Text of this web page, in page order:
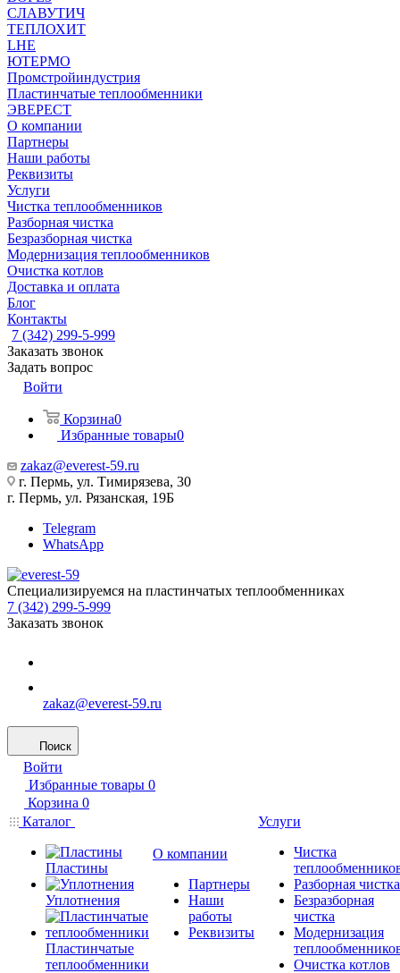
СЛАВУТИЧ
ТЕПЛОХИТ
LHE
ЮТЕРМО
Промстройиндустрия
Пластинчатые теплообменники
ЭВЕРЕСТ
О компании
Партнеры
Наши работы
Реквизиты
Услуги
Чистка теплообменников
Разборная чистка
Безразборная чистка
Модернизация теплообменников
Очистка котлов
Доставка и оплата
Блог
Контакты
7 (342) 299-5-999
Заказать звонок
Задать вопрос
Войти
Корзина0
Избранные товары0
zakaz@everest-59.ru
г. Пермь, ул. Тимирязева, 30
г. Пермь, ул. Рязанская, 19Б
Telegram
WhatsApp
Специализируемся на пластинчатых теплообменниках
7 (342) 299-5-999
Заказать звонок
zakaz@everest-59.ru
Поиск
Войти
Избранные товары 0
Корзина 0
Каталог
Пластины
Уплотнения
Пластинчатые
теплообменники
О компании
Партнеры
Наши
работы
Реквизиты
Услуги
Чистка
Разборная чистка
Безразборная
чистка
Модернизация
Очистка котлов